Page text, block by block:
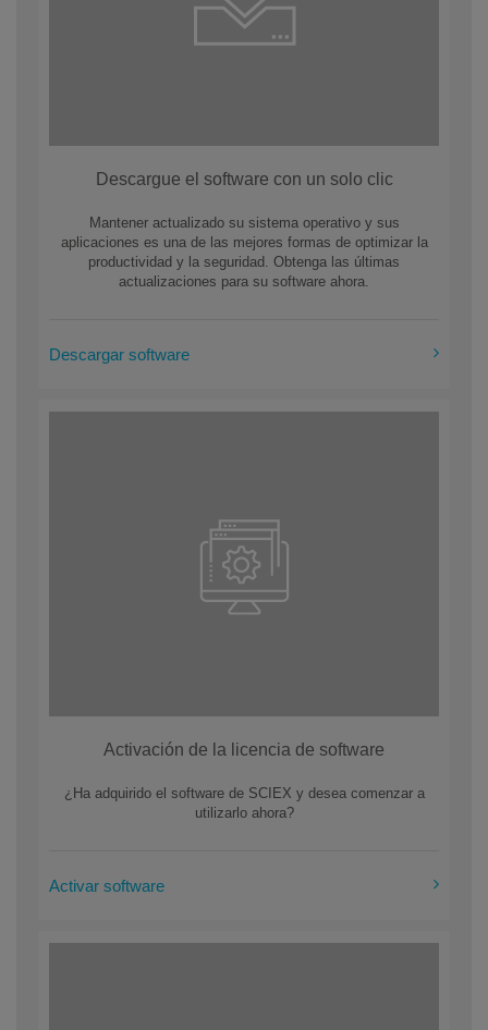
Descargue el software con un solo clic
Mantener actualizado su sistema operativo y sus
aplicaciones es una de las mejores formas de optimizar la
productividad y la seguridad. Obtenga las últimas
actualizaciones para su software ahora.
Descargar software
Activación de la licencia de software
¿Ha adquirido el software de SCIEX y desea comenzar a
utilizarlo ahora?
Activar software